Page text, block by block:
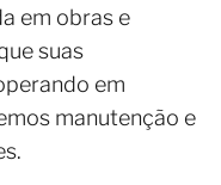
em obras e
suas
em
manutenção e